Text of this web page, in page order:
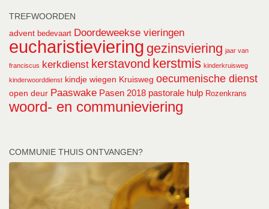
TREFWOORDEN
advent bedevaart Doordeweekse vieringen
eucharistieviering gezinsviering jaar van
franciscus kerkdienst kerstavond kerstmis kinderkruisweg
kinderwoorddienst kindje wiegen Kruisweg oecumenische dienst
open deur Paaswake Pasen 2018 pastorale hulp Rozenkrans
woord- en communieviering
COMMUNIE THUIS ONTVANGEN?